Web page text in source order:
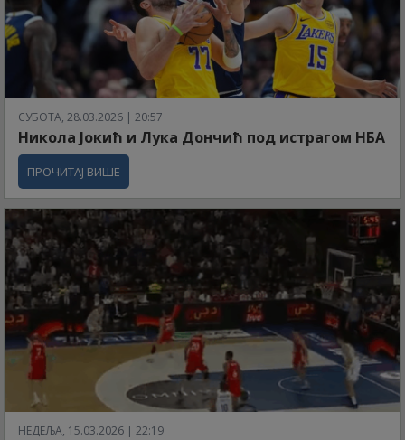
СУБОТА, 28.03.2026 | 20:57
Никола Јокић и Лука Дончић под истрагом НБА
ПРОЧИТАЈ ВИШЕ
НЕДЕЉА, 15.03.2026 | 22:19